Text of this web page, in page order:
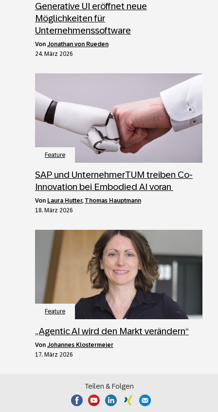
Generative UI eröffnet neue
Möglichkeiten für
Unternehmenssoftware
von Jonathan von Rueden
24. März 2026
Feature
SAP und UnternehmerTUM treiben Co-
Innovation bei Embodied AI voran
von Laura Hutter, Thomas Hauptmann
18. März 2026
Feature
„Agentic AI wird den Markt verändern“
von Johannes Klostermeier
17. März 2026
Teilen & Folgen